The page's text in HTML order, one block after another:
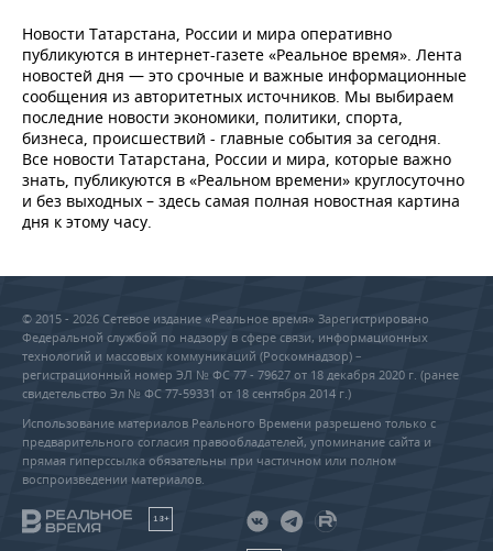
Новости Татарстана, России и мира оперативно
публикуются в интернет-газете «Реальное время». Лента
новостей дня — это срочные и важные информационные
сообщения из авторитетных источников. Мы выбираем
последние новости экономики, политики, спорта,
бизнеса, происшествий - главные события за сегодня.
Все новости Татарстана, России и мира, которые важно
знать, публикуются в «Реальном времени» круглосуточно
и без выходных – здесь самая полная новостная картина
дня к этому часу.
© 2015 - 2026 Сетевое издание «Реальное время» Зарегистрировано
Федеральной службой по надзору в сфере связи, информационных
технологий и массовых коммуникаций (Роскомнадзор) –
регистрационный номер ЭЛ № ФС 77 - 79627 от 18 декабря 2020 г. (ранее
свидетельство Эл № ФС 77-59331 от 18 сентября 2014 г.)
Использование материалов Реального Времени разрешено только с
предварительного согласия правообладателей, упоминание сайта и
прямая гиперссылка обязательны при частичном или полном
воспроизведении материалов.
18+